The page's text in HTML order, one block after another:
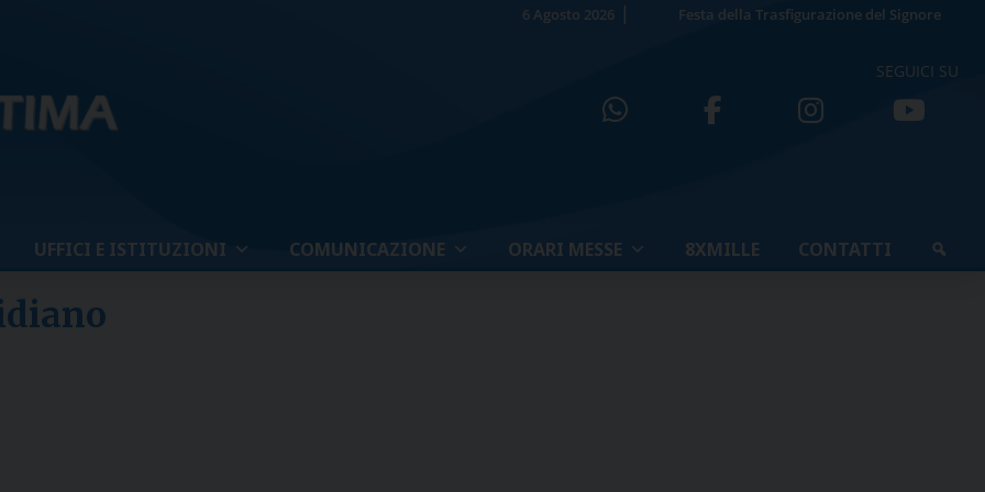
6 Agosto 2026 Festa della Trasfigurazione del Signore
SEGUICI SU
UFFICI E ISTITUZIONI COMUNICAZIONE ORARI MESSE 8XMILLE CONTATTI